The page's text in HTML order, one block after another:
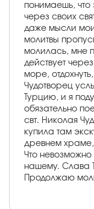
понимаешь, что
через своих
даже мысли
молитвы
молилась, мне
действует
море,
Чудотворец
Турцию, и я
обязательно
свт. Николая
купила там
древнем
Что невозможно
нашему. Слава
Продолжаю